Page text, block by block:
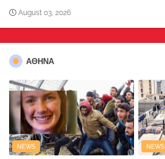
August 03, 2026
ΑΘΗΝΑ
NEWS NEWS